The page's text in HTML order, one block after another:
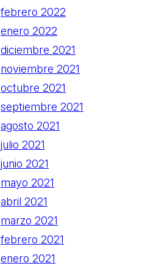
febrero 2022
enero 2022
diciembre 2021
noviembre 2021
octubre 2021
septiembre 2021
agosto 2021
julio 2021
junio 2021
mayo 2021
abril 2021
marzo 2021
febrero 2021
enero 2021